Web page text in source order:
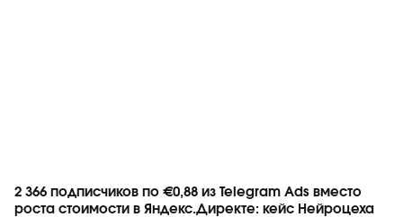
2 366 подписчиков по €0,88 из Telegram Ads вместо
роста стоимости в Яндекс.Директе: кейс Нейроцеха